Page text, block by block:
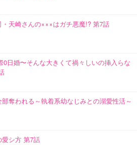
天崎さんの×××はガチ悪魔!? 第7話
0日婚〜そんな大きくて禍々しいの挿入らな
奪われる～執着系幼なじみとの溺愛性活～
シ方 第7話